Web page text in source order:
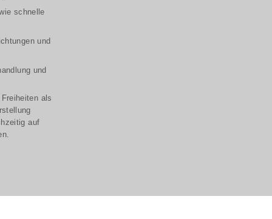
schnelle
und
und
als
auf